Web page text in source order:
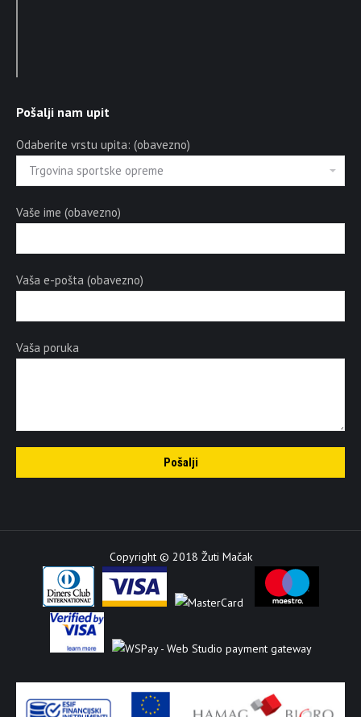
Pošalji nam upit
Odaberite vrstu upita: (obavezno)
Vaše ime (obavezno)
Vaša e-pošta (obavezno)
Vaša poruka
Copyright © 2018 Žuti Mačak